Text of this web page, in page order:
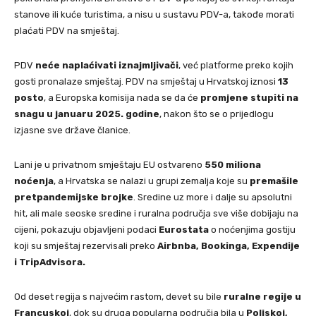
stanove ili kuće turistima, a nisu u sustavu PDV-a, takođe morati
plaćati PDV na smještaj.
PDV neće naplaćivati iznajmljivači, već platforme preko kojih
gosti pronalaze smještaj. PDV na smještaj u Hrvatskoj iznosi 13
posto, a Europska komisija nada se da će promjene stupiti na
snagu u januaru 2025. godine, nakon što se o prijedlogu
izjasne sve države članice.
Lani je u privatnom smještaju EU ostvareno 550 miliona
noćenja, a Hrvatska se nalazi u grupi zemalja koje su premašile
pretpandemijske brojke. Sredine uz more i dalje su apsolutni
hit, ali male seoske sredine i ruralna područja sve više dobijaju na
cijeni, pokazuju objavljeni podaci Eurostata o noćenjima gostiju
koji su smještaj rezervisali preko Airbnba, Bookinga, Expendije
i TripAdvisora.
Od deset regija s najvećim rastom, devet su bile ruralne regije u
Francuskoj, dok su druga popularna područja bila u Poljskoj,